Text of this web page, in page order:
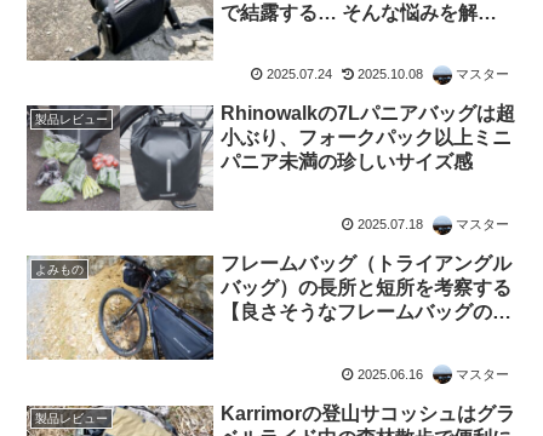
で結露する… そんな悩みを解決
Defender】
2025.07.24 2025.10.08 マスター
製品レビュー
Rhinowalkの7Lパニアバッグは超
小ぶり、フォークパック以上ミニ
パニア未満の珍しいサイズ感
2025.07.18 マスター
よみもの
フレームバッグ（トライアングル
バッグ）の長所と短所を考察する
【良さそうなフレームバッグの紹
2025.06.16 マスター
製品レビュー
Karrimorの登山サコッシュはグラ